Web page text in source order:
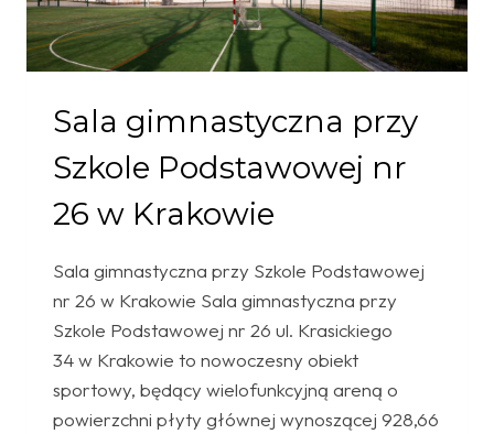
ŻEROMSKIEGO
W
KRAKOWIE
Sala gimnastyczna przy
Szkole Podstawowej nr
26 w Krakowie
Sala gimnastyczna przy Szkole Podstawowej
nr 26 w Krakowie Sala gimnastyczna przy
Szkole Podstawowej nr 26 ul. Krasickiego
34 w Krakowie to nowoczesny obiekt
sportowy, będący wielofunkcyjną areną o
powierzchni płyty głównej wynoszącej 928,66